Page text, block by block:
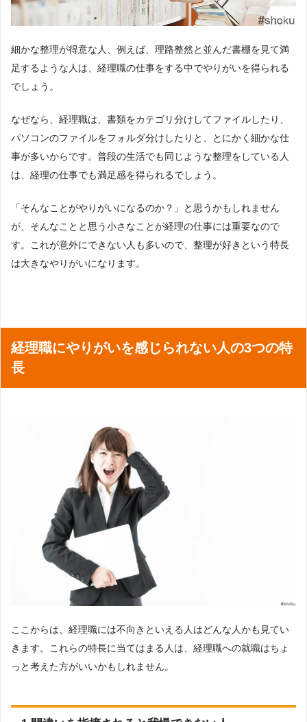
細かな整理が得意な人、例えば、理路整然と並んだ書棚を見て満
足するような人は、経理職の仕事をする中でやりがいを得られる
でしょう。
なぜなら、経理職は、書類をカテゴリ分けしてファイルしたり、
パソコンのファイルをフォルダ分けしたりと、とにかく細かな仕
事が多いからです。普段の生活でも同じような整理をしている人
は、経理の仕事でも満足感を得られるでしょう。
「そんなことがやりがいになるのか？」と思うかもしれません
が、そんなことと思う小さなことが経理の仕事には重要なので
す。これが意外にできない人も多いので、整理が好きという特長
は大きなやりがいになります。
経理職にやりがいを感じられない人の3つの特
長
ここからは、経理職には不向きといえる人はどんな人かも見てい
きます。これらの特長に当てはまる人は、経理職への就職はちょ
っと考えた方がいいかもしれません。